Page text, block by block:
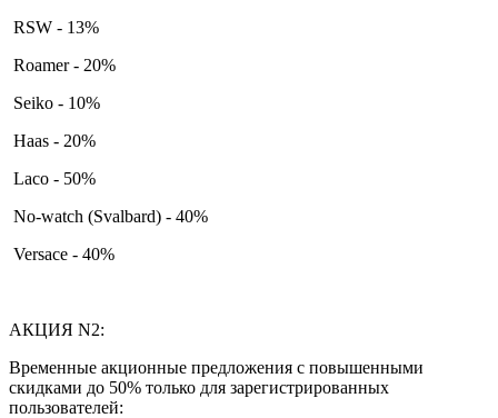
RSW - 13%
Roamer - 20%
Seiko - 10%
Haas - 20%
Laco - 50%
No-watch (Svalbard) - 40%
Versace - 40%
АКЦИЯ N2:
Временные акционные предложения с повышенными
скидками до 50% только для зарегистрированных
пользователей: